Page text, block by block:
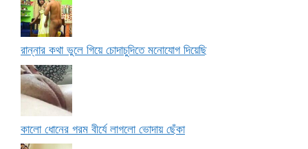
রান্নার কথা ভুলে গিয়ে চোদাচুদিতে মনোযোগ দিয়েছি
কালো ধোনের গরম বীর্যে লাগলো ভোদায় ছেঁকা